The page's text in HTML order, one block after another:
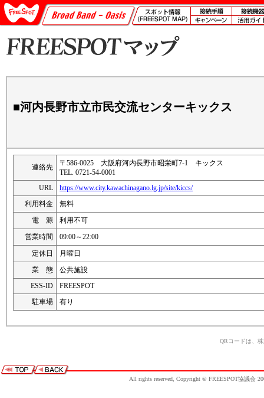
■河内長野市立市民交流センターキックス
連絡先
〒586-0025 大阪府河内長野市昭栄町7-1 キックス
TEL. 0721-54-0001
URL
https://www.city.kawachinagano.lg.jp/site/kiccs/
利用料金
無料
電 源
利用不可
営業時間
09:00～22:00
定休日
月曜日
業 態
公共施設
ESS-ID
FREESPOT
駐車場
有り
QRコードは、
All rights reserved, Copyright © FREESPOT協議会